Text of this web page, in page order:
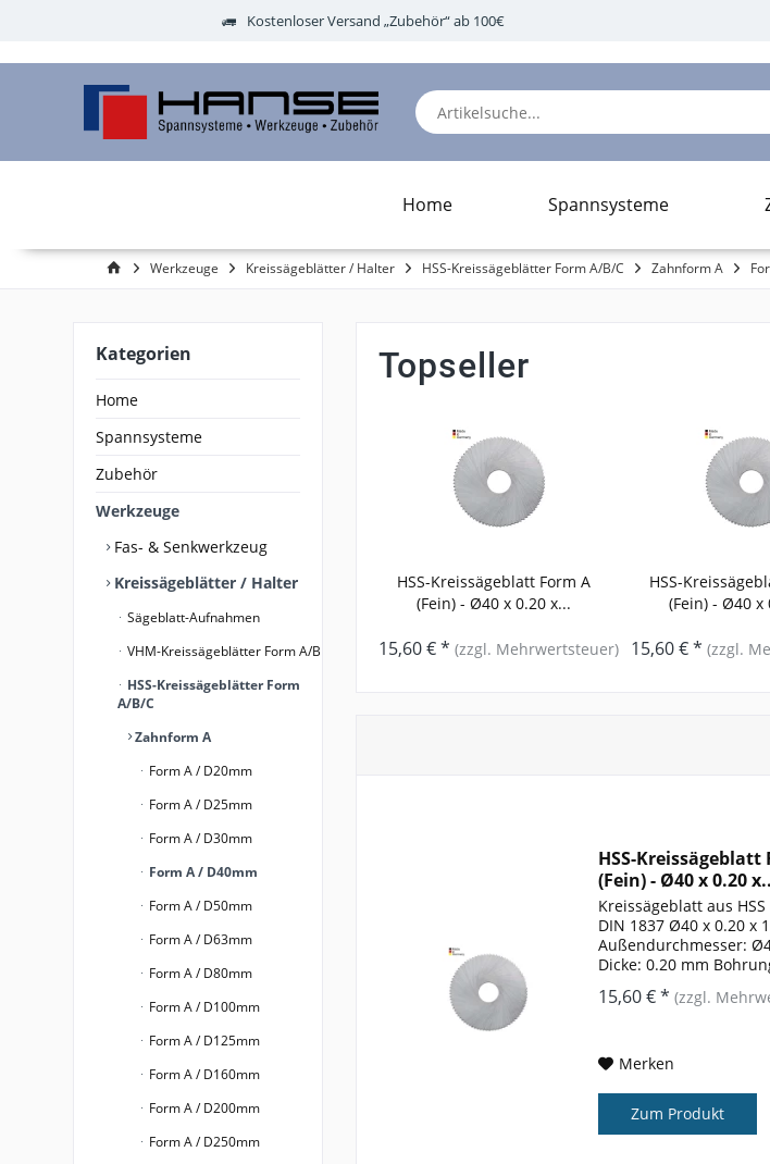
Kostenloser Versand „Zubehör“ ab 100€
Home Spannsysteme
Werkzeuge Kreissägeblätter / Halter HSS-Kreissägeblätter Form A/B/C Zahnform A
Kategorien
Home
Spannsysteme
Zubehör
Werkzeuge
Fas- & Senkwerkzeug
Kreissägeblätter / Halter
Sägeblatt-Aufnahmen
VHM-Kreissägeblätter Form A/B
HSS-Kreissägeblätter Form
A/B/C
Zahnform A
Form A / D20mm
Form A / D25mm
Form A / D30mm
Form A / D40mm
Form A / D50mm
Form A / D63mm
Form A / D80mm
Form A / D100mm
Form A / D125mm
Form A / D160mm
Form A / D200mm
Form A / D250mm
Topseller
HSS-Kreissägeblatt Form A
(Fein) - Ø40 x 0.20 x...
15,60 € *(zzgl. Mehrwertsteuer)
HSS-
(Fein) - Ø40 x
15,60 € *(zzgl.
HSS-Kreissägeblatt
(Fein) - Ø40 x 0.20
Kreissägeblatt aus
DIN 1837 Ø40 x 0.20 x
Außendurchmesser:
Dicke: 0.20 mm
Zähnezahl: 128 Form: A
15,60 € * (zzgl.
Merken
Zum Produkt